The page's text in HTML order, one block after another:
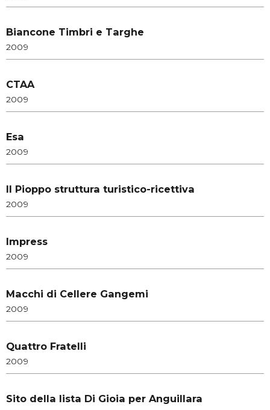
Biancone Timbri e Targhe
2009
CTAA
2009
Esa
2009
Il Pioppo struttura turistico-ricettiva
2009
Impress
2009
Macchi di Cellere Gangemi
2009
Quattro Fratelli
2009
Sito della lista Di Gioia per Anguillara